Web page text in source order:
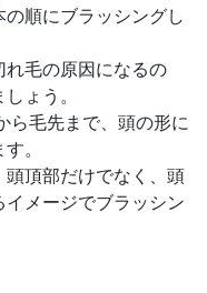
順にブラッシングし
毛の原因になるの
ょう。
ら毛先まで、頭の形に
。
頂部だけでなく、頭
メージでブラッシン